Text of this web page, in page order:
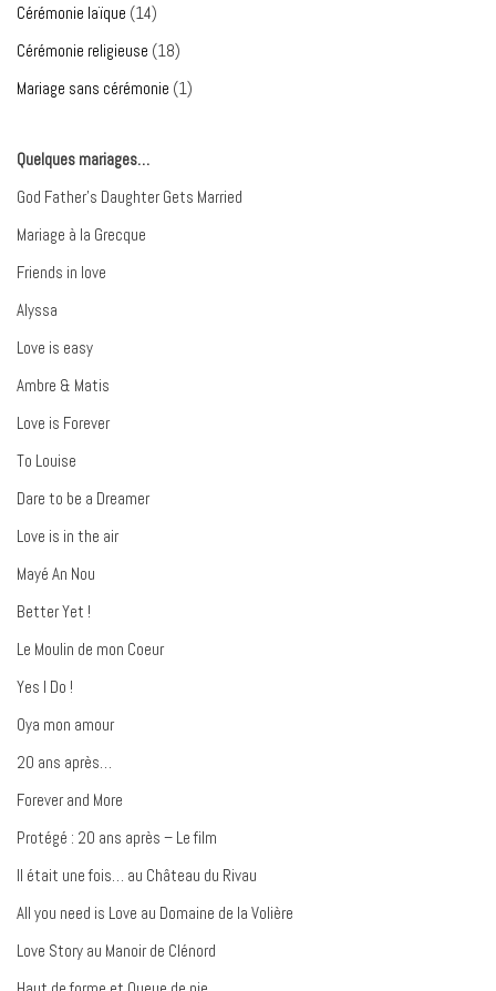
Cérémonie laïque (14)
Cérémonie religieuse (18)
Mariage sans cérémonie (1)
Quelques mariages…
God Father’s Daughter Gets Married
Mariage à la Grecque
Friends in love
Alyssa
Love is easy
Ambre & Matis
Love is Forever
To Louise
Dare to be a Dreamer
Love is in the air
Mayé An Nou
Better Yet !
Le Moulin de mon Coeur
Yes I Do !
Oya mon amour
20 ans après…
Forever and More
Protégé : 20 ans après – Le film
Il était une fois… au Château du Rivau
All you need is Love au Domaine de la Volière
Love Story au Manoir de Clénord